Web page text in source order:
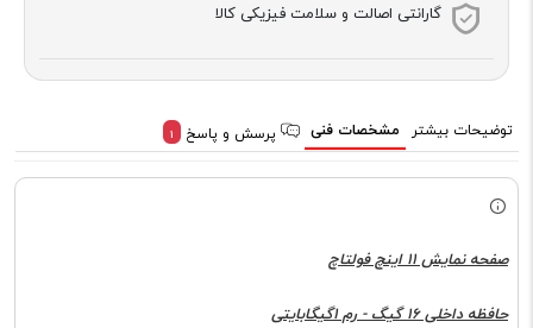
گارانتی اصالت و سلامت فیزیکی کالا
توضیحات بیشتر مشخصات فنی پرسش و پاسخ 1
صفحه نمایش 11 اینچ فولتاچ
حافظه داخلی 16 گیگ - رم 1گیگابایتی